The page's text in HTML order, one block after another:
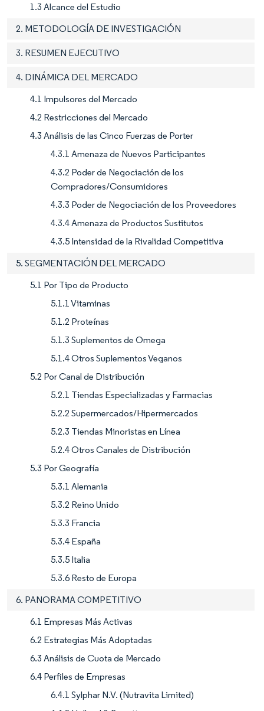
1.3 Alcance del Estudio
2. METODOLOGÍA DE INVESTIGACIÓN
3. RESUMEN EJECUTIVO
4. DINÁMICA DEL MERCADO
4.1 Impulsores del Mercado
4.2 Restricciones del Mercado
4.3 Análisis de las Cinco Fuerzas de Porter
4.3.1 Amenaza de Nuevos Participantes
4.3.2 Poder de Negociación de los
Compradores/Consumidores
4.3.3 Poder de Negociación de los Proveedores
4.3.4 Amenaza de Productos Sustitutos
4.3.5 Intensidad de la Rivalidad Competitiva
5. SEGMENTACIÓN DEL MERCADO
5.1 Por Tipo de Producto
5.1.1 Vitaminas
5.1.2 Proteínas
5.1.3 Suplementos de Omega
5.1.4 Otros Suplementos Veganos
5.2 Por Canal de Distribución
5.2.1 Tiendas Especializadas y Farmacias
5.2.2 Supermercados/Hipermercados
5.2.3 Tiendas Minoristas en Línea
5.2.4 Otros Canales de Distribución
5.3 Por Geografía
5.3.1 Alemania
5.3.2 Reino Unido
5.3.3 Francia
5.3.4 España
5.3.5 Italia
5.3.6 Resto de Europa
6. PANORAMA COMPETITIVO
6.1 Empresas Más Activas
6.2 Estrategias Más Adoptadas
6.3 Análisis de Cuota de Mercado
6.4 Perfiles de Empresas
6.4.1 Sylphar N.V. (Nutravita Limited)